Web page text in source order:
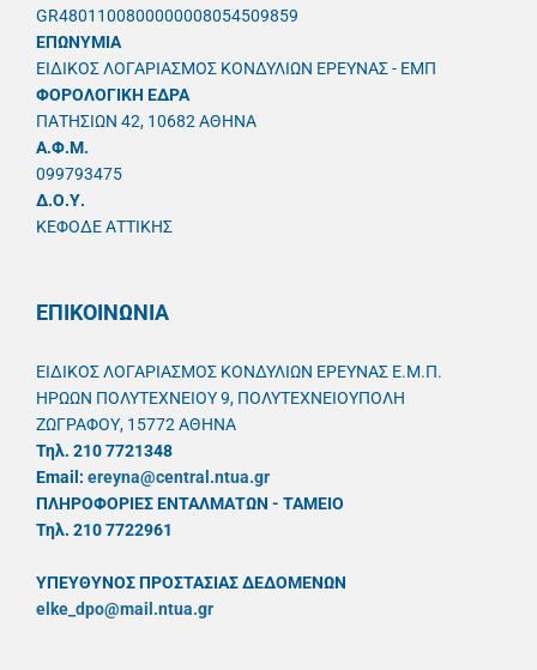
GR4801100800000008054509859
ΕΠΩΝΥΜΙΑ
ΕΙΔΙΚΟΣ ΛΟΓΑΡΙΑΣΜΟΣ ΚΟΝΔΥΛΙΩΝ ΕΡΕΥΝΑΣ - ΕΜΠ
ΦΟΡΟΛΟΓΙΚΗ ΕΔΡΑ
ΠΑΤΗΣΙΩΝ 42, 10682 ΑΘΗΝΑ
A.Φ.Μ.
099793475
Δ.Ο.Υ.
ΚΕΦΟΔΕ ΑΤΤΙΚΗΣ
ΕΠΙΚΟΙΝΩΝΙΑ
ΕΙΔΙΚΟΣ ΛΟΓΑΡΙΑΣΜΟΣ ΚΟΝΔΥΛΙΩΝ ΕΡΕΥΝΑΣ Ε.Μ.Π.
ΗΡΩΩΝ ΠΟΛΥΤΕΧΝΕΙΟΥ 9, ΠΟΛΥΤΕΧΝΕΙΟΥΠΟΛΗ
ΖΩΓΡΑΦΟΥ, 15772 ΑΘΗΝΑ
Τηλ. 210 7721348
Email: ereyna@central.ntua.gr
ΠΛΗΡΟΦΟΡΙΕΣ ΕΝΤΑΛΜΑΤΩΝ - ΤΑΜΕΙΟ
Τηλ. 210 7722961
ΥΠΕΥΘYΝΟΣ ΠΡΟΣΤΑΣΙΑΣ ΔΕΔΟΜΕΝΩΝ
elke_dpo@mail.ntua.gr